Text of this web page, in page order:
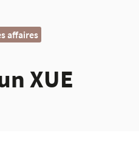
affaires
XUE